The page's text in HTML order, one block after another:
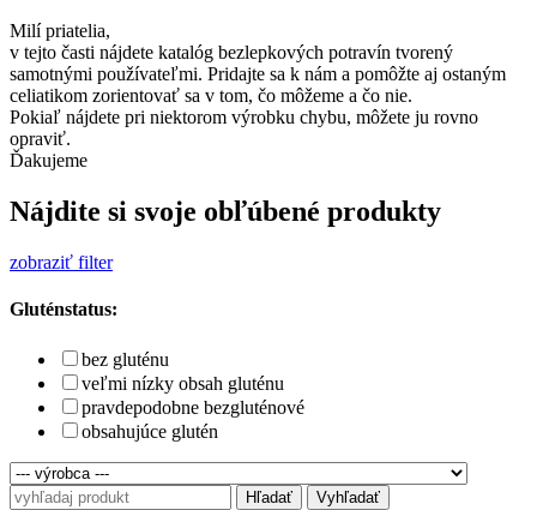
Milí priatelia,
v tejto časti nájdete katalóg bezlepkových potravín tvorený
samotnými používateľmi. Pridajte sa k nám a pomôžte aj ostaným
celiatikom zorientovať sa v tom, čo môžeme a čo nie.
Pokiaľ nájdete pri niektorom výrobku chybu, môžete ju rovno
opraviť.
Ďakujeme
Nájdite si svoje obľúbené produkty
zobraziť filter
Gluténstatus:
bez gluténu
veľmi nízky obsah gluténu
pravdepodobne bezgluténové
obsahujúce glutén
Hľadať Vyhľadať